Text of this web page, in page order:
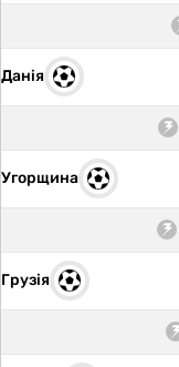
Данія
Угорщина
Грузія